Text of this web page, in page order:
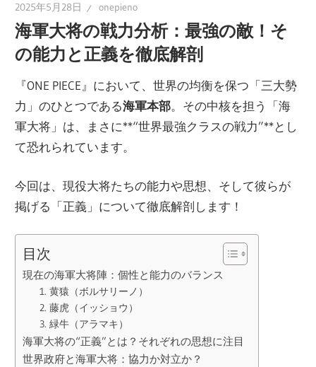
2025年5月28日 onepieno
海軍大将の戦力分析：最強の敵！そ
の能力と正義を徹底解剖
『ONE PIECE』において、世界の均衡を保つ「三大勢
力」のひとつである海軍本部。その中核を担う「海
軍大将」は、まさに**“世界最強クラスの戦力”**とし
て恐れられています。
今回は、現役大将たちの能力や思想、そして彼らが
掲げる「正義」について徹底解剖します！
目次
現在の海軍大将陣：個性と能力のバランス
1. 黄猿（ボルサリーノ）
2. 藤虎（イッショウ）
3. 緑牛（アラマキ）
海軍大将の“正義”とは？それぞれの思想に注目
世界政府と海軍大将：協力か対立か？